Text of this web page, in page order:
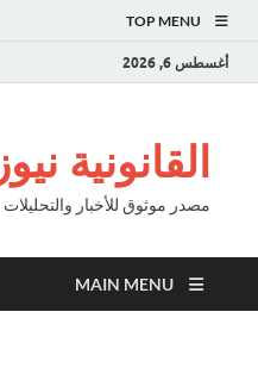
TOP MENU
أغسطس 6, 2026
القانونية نيوز
مصدر موثوق للأخبار والتحليلات
MAIN MENU